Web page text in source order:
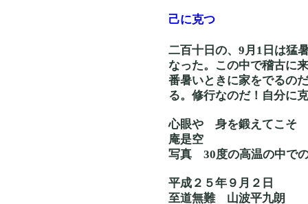
己に克つ
二百十日の、9月1日は猛
なった。この中で稽古に
番暑いときに家をでるの
る。修行なのだ！自分に
心眼や 身を鍛え
庵是空
写真 30度の高温の
平成２５年９月２日
至道無難 山波平九朗